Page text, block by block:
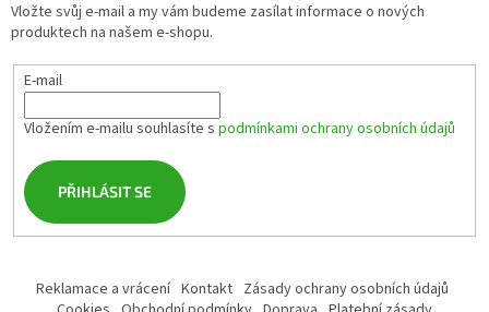
Vložte svůj e-mail a my vám budeme zasílat informace o nových
produktech na našem e-shopu.
E-mail
Vložením e-mailu souhlasíte s podmínkami ochrany osobních údajů
PŘIHLÁSIT SE
Reklamace a vrácení Kontakt Zásady ochrany osobních údajů